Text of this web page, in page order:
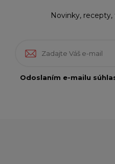
Novinky, recepty,
Odoslaním e-mailu